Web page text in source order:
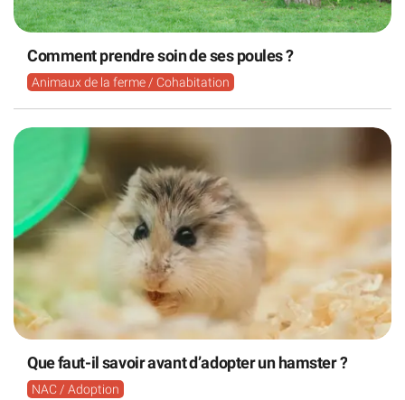
Comment prendre soin de ses poules ?
Animaux de la ferme / Cohabitation
Que faut-il savoir avant d’adopter un hamster ?
NAC / Adoption